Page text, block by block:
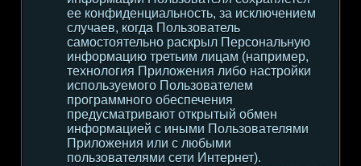
ее конфиденциальность, за исключением
случаев, когда Пользователь
самостоятельно раскрыл Персональную
информацию третьим лицам (например,
технология Приложения либо настройки
используемого Пользователем
программного обеспечения
предусматривают открытый обмен
информацией с иными Пользователями
Приложения или с любыми
пользователями сети Интернет).